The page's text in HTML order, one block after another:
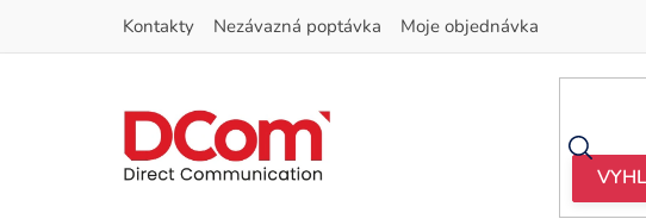
Kontakty Nezávazná poptávka Moje objednávka